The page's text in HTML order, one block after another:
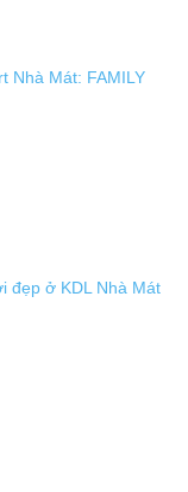
Nhà Mát: FAMILY
đẹp ở KDL Nhà Mát